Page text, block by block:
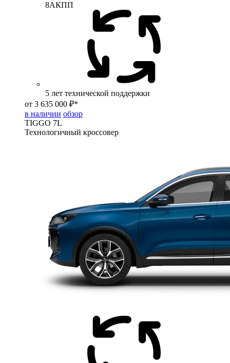
8АКПП
5 лет технической поддержки
от 3 635 000 ₽*
в наличии обзор
TIGGO 7L
Технологичный кроссовер